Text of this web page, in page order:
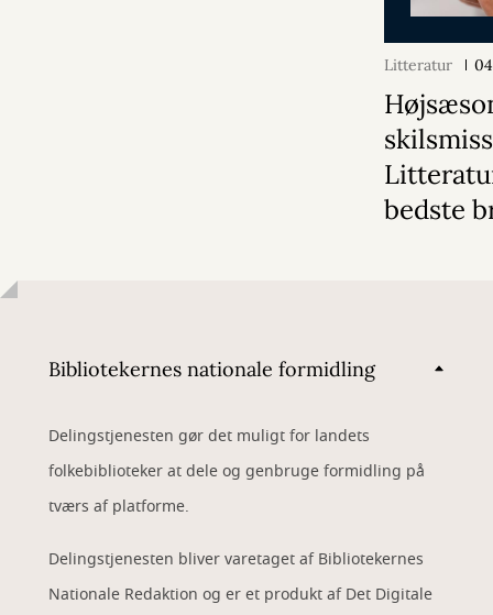
Litteratur
bedste
Bibliotekernes nationale formidling
Delingstjenesten gør det muligt for landets
folkebiblioteker at dele og genbruge formidling på
tværs af platforme.
Delingstjenesten bliver varetaget af Bibliotekernes
Nationale Redaktion og er et produkt af Det Digitale